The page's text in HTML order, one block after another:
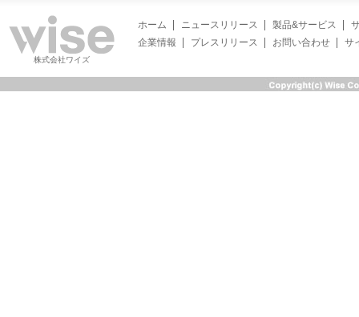
株式会社ワイズ
ホーム ニュースリリース 製品&サービス
企業情報
プレスリリース お問い合わせ サ